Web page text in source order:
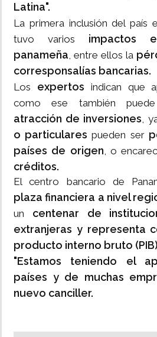
Latina".
La primera inclusión del país
tuvo varios impactos
panameña, entre ellos la
corresponsalías bancarias.
Los expertos indican que
como ese también puede
atracción de inversiones,
o particulares pueden ser
países de origen, o
créditos.
El centro bancario de
plaza financiera a nivel
un centenar de
extranjeras y representa
producto interno bruto
"Estamos teniendo el
países y de muchas
nuevo canciller.